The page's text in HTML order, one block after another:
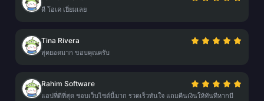
ดี โอเค เยี่ยมเลย
Tina Rivera
สุดยอดมาก ขอบคุณครับ
Rahim Software
แอปที่ดีที่สุด ชอบเว็บไซต์นี้มาก รวดเร็วทันใจ แถมคืนเงินให้ทันทีหากมี